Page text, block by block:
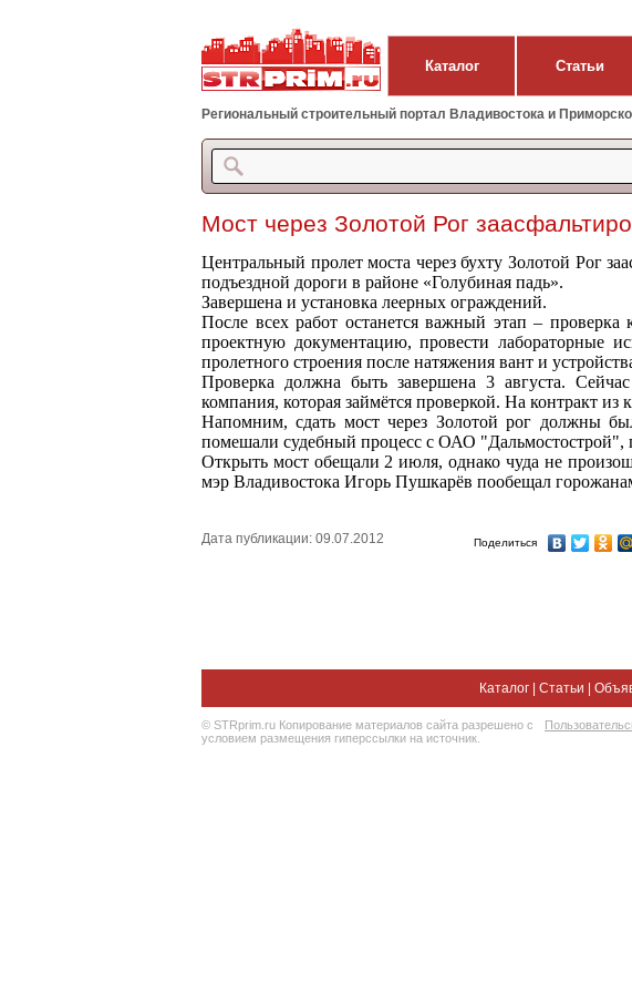
Каталог Статьи
Региональный строительный портал Владивостока и
Мост через Золотой Рог
Центральный пролет моста через бухту Золотой Рог
подъездной дороги в районе «Голубиная падь».
Завершена и установка леерных ограждений.
После всех работ останется важный этап – проверка
проектную документацию, провести лабораторные
пролетного строения после натяжения вант и
Проверка должна быть завершена 3 августа.
компания, которая займётся проверкой. На контракт
Напомним, сдать мост через Золотой рог должны
помешали судебный процесс с ОАО "Дальмостострой",
Открыть мост обещали 2 июля, однако чуда не
мэр Владивостока Игорь Пушкарёв пообещал
Дата публикации: 09.07.2012 Поделиться
Каталог Статьи
© STRprim.ru Копирование материалов сайта разрешено с
условием размещения гиперссылки на источник.